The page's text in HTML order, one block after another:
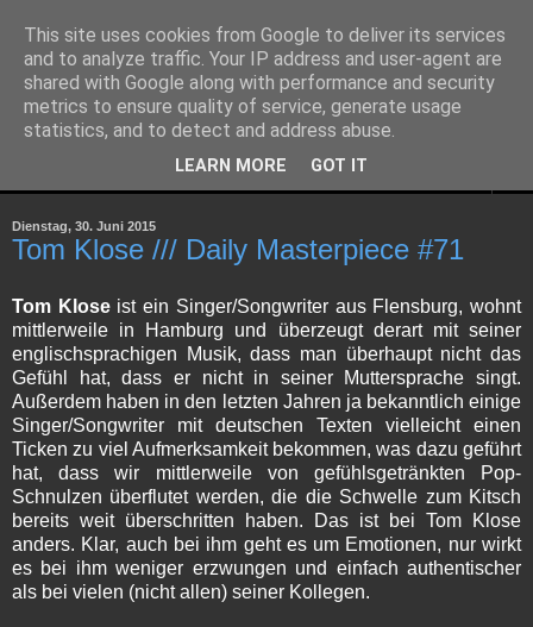
Dienstag, 30. Juni 2015
Tom Klose /// Daily Masterpiece #71
Tom Kloseist ein Singer/Songwriter aus Flensburg, wohnt
mittlerweile in Hamburg und überzeugt derart mit seiner
englischsprachigen Musik, dass man überhaupt nicht das
Gefühl hat, dass er nicht in seiner Muttersprache singt.
Außerdem haben in den letzten Jahren ja bekanntlich einige
Singer/Songwriter mit deutschen Texten vielleicht einen
Ticken zu viel Aufmerksamkeit bekommen, was dazu geführt
hat, dass wir mittlerweile von gefühlsgetränkten Pop-
Schnulzen überflutet werden, die die Schwelle zum Kitsch
bereits weit überschritten haben. Das ist bei Tom Klose
anders. Klar, auch bei ihm geht es um Emotionen, nur wirkt
es bei ihm weniger erzwungen und einfach authentischer
als bei vielen (nicht allen) seiner Kollegen.
This site uses cookies from Google to deliver its services
and to analyze traffic. Your IP address and user-agent are
shared with Google along with performance and security
metrics to ensure quality of service, generate usage
statistics, and to detect and address abuse.
LEARN MORE GOT IT